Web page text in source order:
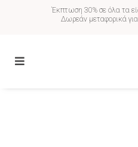
Έκπτωση 30% σε όλα τα
Δωρεάν μεταφορικά